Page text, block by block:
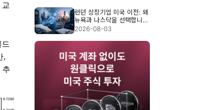
,
추
런던 상장기업 미국 이전: 왜
뉴욕과 나스닥을 선택합니
까?
2026-08-03